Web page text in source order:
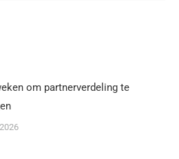
om partnerverdeling te